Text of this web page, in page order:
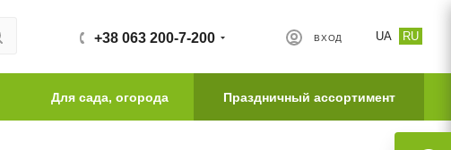
UA RU
ВХОД
+38 063 200-7-200
Для сада, огорода Праздничный ассортимент